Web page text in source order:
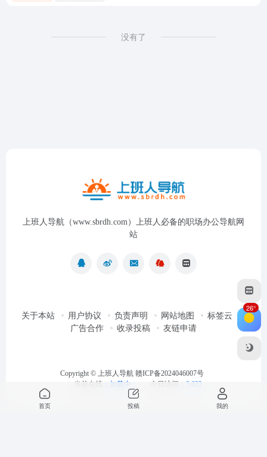
没有了
上班人导航（www.sbrdh.com）上班人必备的职场办公导航网
站
关于本站 用户协议 负责声明 网站地图
标签云
广告合作
收录投稿 友链申请
Copyright © 上班人导航 赣ICP备2024046007号
当前在线： 加载中... 今日访问： 3,022
26°
首页 投稿 我的